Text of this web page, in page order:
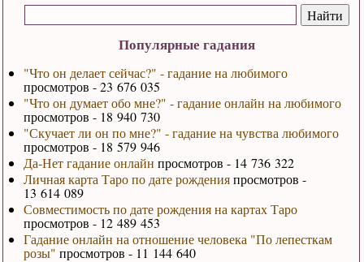
Популярные гадания
"Что он делает сейчас?" - гадание на любимого
просмотров - 23 676 035
"Что он думает обо мне?" - гадание онлайн на любимого
просмотров - 18 940 730
"Скучает ли он по мне?" - гадание на чувства любимого
просмотров - 18 579 946
Да-Нет гадание онлайн просмотров - 14 736 322
Личная карта Таро по дате рожденияпросмотров -
13 614 089
Совместимость по дате рождения на картах Таро
просмотров - 12 489 453
Гадание онлайн на отношение человека "По лепесткам
розы" просмотров - 11 144 640